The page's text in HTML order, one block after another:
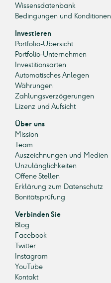
Wissensdatenbank
Bedingungen und Konditionen
Investieren
Portfolio-Übersicht
Portfolio-Unternehmen
Investitionsarten
Automatisches Anlegen
Währungen
Zahlungsverzögerungen
Lizenz und Aufsicht
Über uns
Mission
Team
Auszeichnungen und Medien
Unzulänglichkeiten
Offene Stellen
Erklärung zum Datenschutz
Bonitätsprüfung
Verbinden Sie
Blog
Facebook
Twitter
Instagram
YouTube
Kontakt